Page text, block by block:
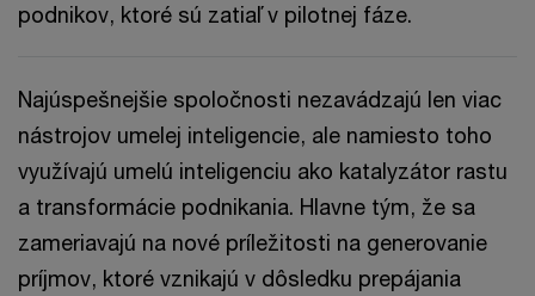
podnikov, ktoré sú zatiaľ v pilotnej fáze.
Najúspešnejšie spoločnosti nezavádzajú len viac
nástrojov umelej inteligencie, ale namiesto toho
využívajú umelú inteligenciu ako katalyzátor rastu
a transformácie podnikania. Hlavne tým, že sa
zameriavajú na nové príležitosti na generovanie
príjmov, ktoré vznikajú v dôsledku prepájania